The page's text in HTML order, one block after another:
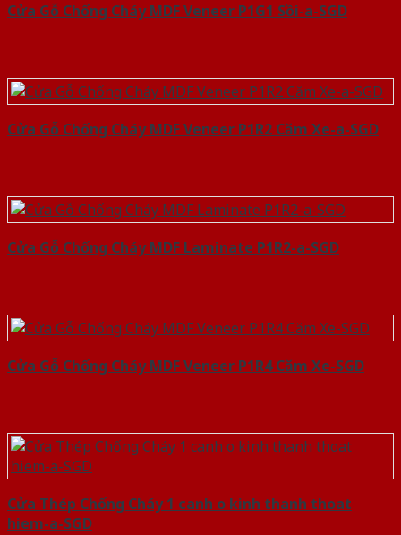
Cửa Gỗ Chống Cháy MDF Veneer P1G1 Sồi-a-SGD
Cửa Gỗ Chống Cháy MDF Veneer P1R2 Căm Xe-a-SGD
Cửa Gỗ Chống Cháy MDF Laminate P1R2-a-SGD
Cửa Gỗ Chống Cháy MDF Veneer P1R4 Căm Xe-SGD
Cửa Thép Chống Cháy 1 canh o kinh thanh thoat
hiem-a-SGD